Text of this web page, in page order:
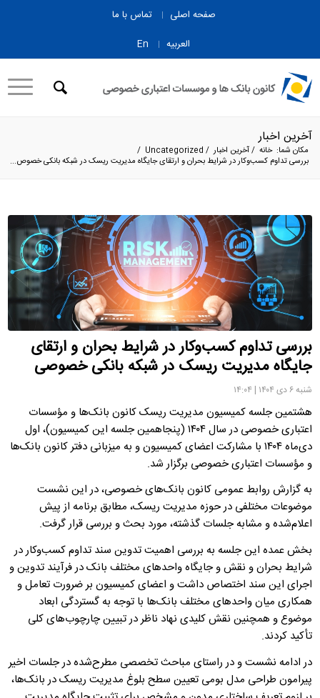
صفحه اصلی
تماس با ما
العربیه
En
آخرین اخبار
مکان شما: خانه /آخرین اخبار /
Uncategorized
/
بررسی تداوم کسب‌وکار در شرایط بحران و ارتقای جایگاه مدیریت ریسک در شبکه بانکی خصوص...
بررسی تداوم کسب‌وکار در شرایط بحران و ارتقای
جایگاه مدیریت ریسک در شبکه بانکی خصوصی
شنبه ۶ دی ۱۴۰۴ | ۱۴:۰۴
هشتمین جلسه کمیسیون مدیریت ریسک کانون بانک‌ها و مؤسسات
اعتباری خصوصی در سال ۱۴۰۴ (پنجاهمین جلسه این کمیسیون)، اول
دی‌ماه ۱۴۰۴ با مشارکت اعضای کمیسیون و به میزبانی دفتر کانون بانک‌ها
و مؤسسات اعتباری خصوصی برگزار شد.
به گزارش روابط عمومی کانون بانک‌های خصوصی، در این نشست
موضوعات مختلفی در حوزه مدیریت ریسک، مطابق برنامه از پیش
اعلام‌شده و مشابه جلسات گذشته، مورد بحث و بررسی قرار گرفت.
بخش عمده این جلسه به بررسی اهمیت تدوین سند تداوم کسب‌وکار در
شرایط بحران و نقش و جایگاه واحدهای مختلف بانک در فرآیند تدوین و
اجرای این سند اختصاص داشت و اعضای کمیسیون بر ضرورت تعامل و
همکاری میان واحدهای مختلف بانک‌ها با توجه به گستردگی ابعاد
موضوع و همچنین نقش کلیدی نهاد ناظر در تبیین چارچوب‌های کلی
تأکید کردند.
در ادامه نشست و در راستای مباحث تخصصی مطرح‌شده در جلسات اخیر
پیرامون طراحی مدل بومی تعیین سطح بلوغ مدیریت ریسک در بانک‌ها،